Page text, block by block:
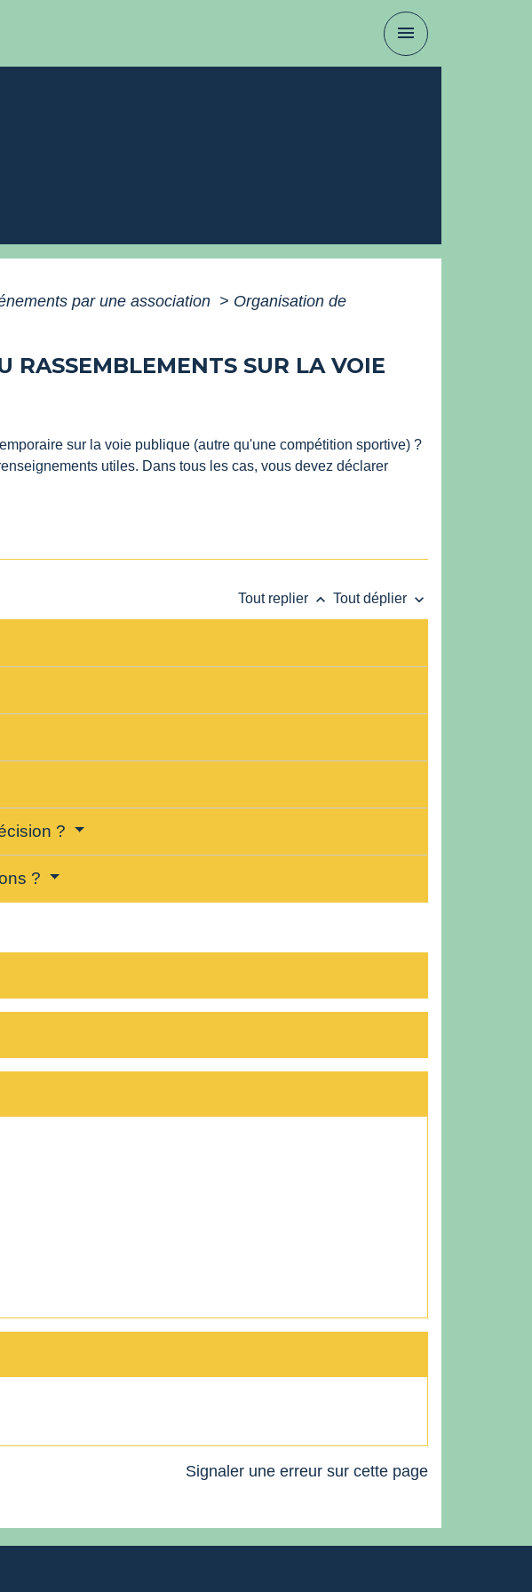
menu
par une association > Organisation de
RASSEMBLEMENTS SUR LA VOIE
sur la voie publique (autre qu'une compétition sportive) ?
utiles. Dans tous les cas, vous devez déclarer
Tout replier keyboard_arrow_up Tout déplier keyboard_arrow_down
?
?
Signaler une erreur sur cette page